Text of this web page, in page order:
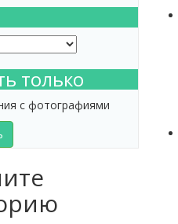
только
с фотографиями